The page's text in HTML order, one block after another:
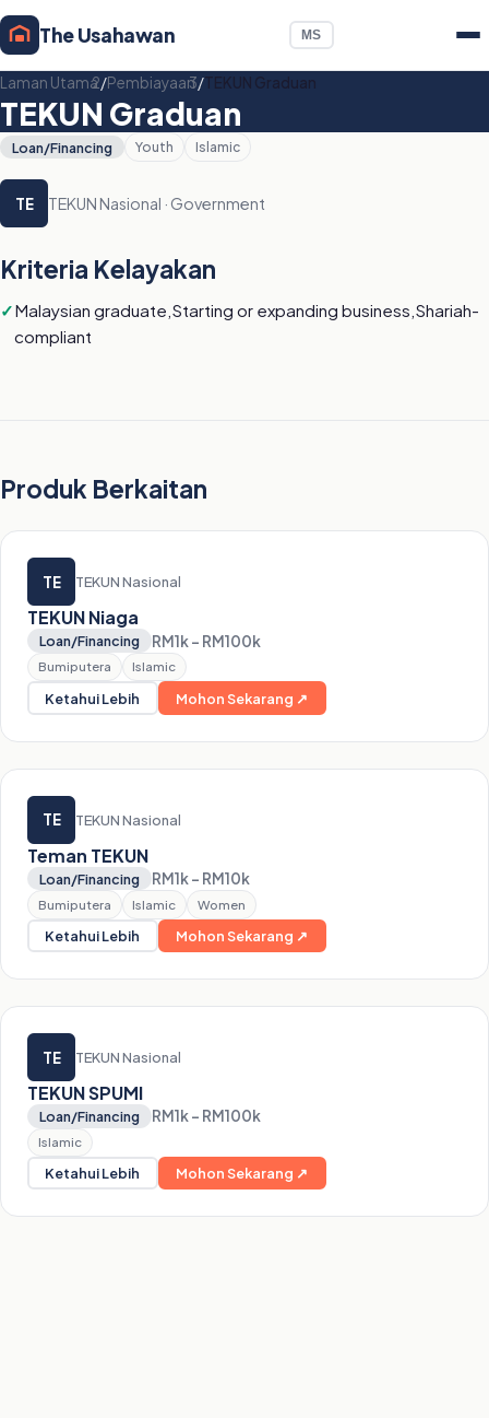
The Usahawan MS
Laman Utama/Pembiayaan/TEKUN Graduan
TEKUN Graduan
Loan/Financing Youth Islamic
TE TEKUN Nasional · Government
Kriteria Kelayakan
Malaysian graduate,Starting or expanding business,Shariah-
compliant
Produk Berkaitan
TE TEKUN Nasional
TEKUN Niaga
Loan/Financing RM1k – RM100k
Bumiputera Islamic
Ketahui Lebih Mohon Sekarang ↗
TE TEKUN Nasional
Teman TEKUN
Loan/Financing RM1k – RM10k
Bumiputera Islamic Women
Ketahui Lebih Mohon Sekarang ↗
TE TEKUN Nasional
TEKUN SPUMI
Loan/Financing RM1k – RM100k
Islamic
Ketahui Lebih Mohon Sekarang ↗